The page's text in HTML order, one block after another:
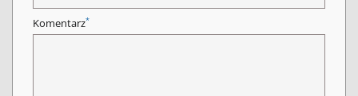
Komentarz*